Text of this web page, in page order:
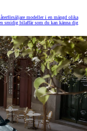
modeller i en mängd olika
smidig bilaffär som du kan känna dig